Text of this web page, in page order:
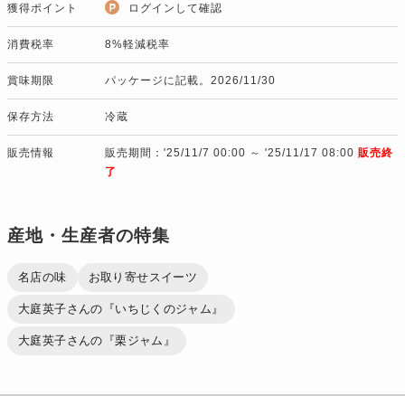
獲得ポイント ログインして確認
消費税率 8%軽減税率
賞味期限 パッケージに記載。2026/11/30
保存方法 冷蔵
販売情報 販売期間：'25/11/7 00:00 ～ '25/11/17 08:00 販売終
了
産地・生産者の特集
名店の味 お取り寄せスイーツ
大庭英子さんの『いちじくのジャム』
大庭英子さんの『栗ジャム』